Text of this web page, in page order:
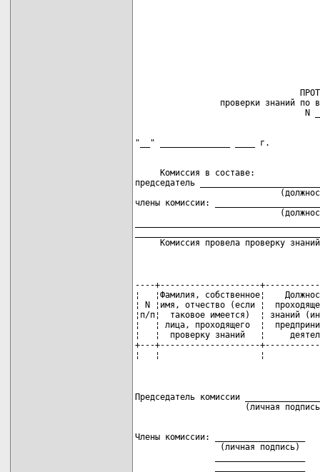
проверки знаний по
     Комиссия в составе:
председатель
члены комиссии:
Комиссия провела проверку
----+--------------------
¦   ¦Фамилия, собственное¦
¦ N ¦имя, отчество (если ¦
¦п/п¦  таковое имеется)  ¦ знаний
¦   ¦ лица, проходящего  ¦
¦   ¦  проверку знаний   ¦
+---+--------------------
¦   ¦                    ¦
Председатель комиссии
Члены комиссии:
(личная подпись)